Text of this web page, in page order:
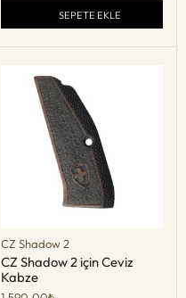
SEPETE EKLE
CZ Shadow 2
CZ Shadow 2 için Ceviz
Kabze